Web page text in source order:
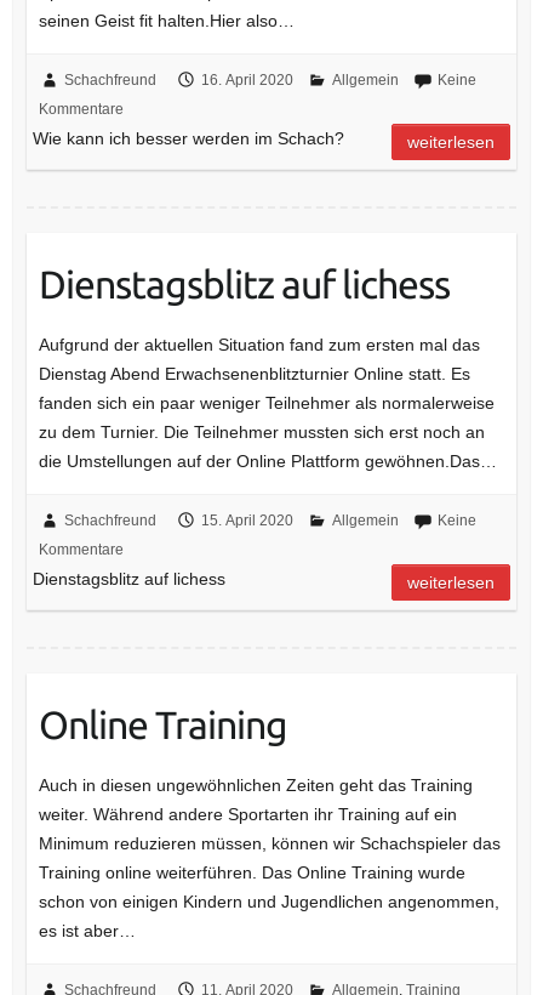
seinen Geist fit halten.Hier also…
Schachfreund 16. April 2020 Allgemein
Keine
Kommentare
Wie kann ich besser werden im Schach? weiterlesen
Dienstagsblitz auf lichess
Aufgrund der aktuellen Situation fand zum ersten mal das
Dienstag Abend Erwachsenenblitzturnier Online statt. Es
fanden sich ein paar weniger Teilnehmer als normalerweise
zu dem Turnier. Die Teilnehmer mussten sich erst noch an
die Umstellungen auf der Online Plattform gewöhnen.Das…
Schachfreund 15. April 2020 Allgemein
Keine
Kommentare
Dienstagsblitz auf lichess weiterlesen
Online Training
Auch in diesen ungewöhnlichen Zeiten geht das Training
weiter. Während andere Sportarten ihr Training auf ein
Minimum reduzieren müssen, können wir Schachspieler das
Training online weiterführen. Das Online Training wurde
schon von einigen Kindern und Jugendlichen angenommen,
es ist aber…
Schachfreund 11. April 2020 Allgemein, Training